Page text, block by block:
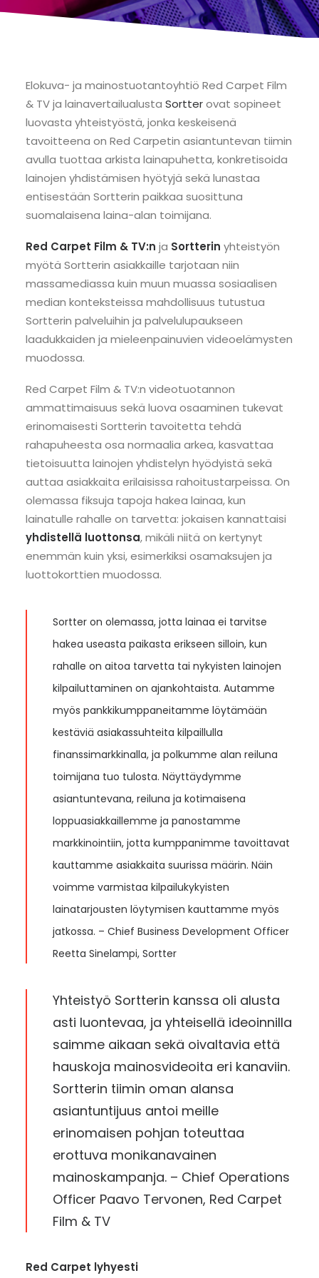
Elokuva- ja mainostuotantoyhtiö Red Carpet Film
& TV ja lainavertailualusta Sortterovat sopineet
luovasta yhteistyöstä, jonka keskeisenä
tavoitteena on Red Carpetin asiantuntevan tiimin
avulla tuottaa arkista lainapuhetta, konkretisoida
lainojen yhdistämisen hyötyjä sekä lunastaa
entisestään Sortterin paikkaa suosittuna
suomalaisena laina-alan toimijana.
Red Carpet Film & TV:n ja Sortterin yhteistyön
myötä Sortterin asiakkaille tarjotaan niin
massamediassa kuin muun muassa sosiaalisen
median konteksteissa mahdollisuus tutustua
Sortterin palveluihin ja palvelulupaukseen
laadukkaiden ja mieleenpainuvien videoelämysten
muodossa.
Red Carpet Film & TV:n videotuotannon
ammattimaisuus sekä luova osaaminen tukevat
erinomaisesti Sortterin tavoitetta tehdä
rahapuheesta osa normaalia arkea, kasvattaa
tietoisuutta lainojen yhdistelyn hyödyistä sekä
auttaa asiakkaita erilaisissa rahoitustarpeissa. On
olemassa fiksuja tapoja hakea lainaa, kun
lainatulle rahalle on tarvetta: jokaisen kannattaisi
yhdistellä luottonsa, mikäli niitä on kertynyt
enemmän kuin yksi, esimerkiksi osamaksujen ja
luottokorttien muodossa.
Sortter on olemassa, jotta lainaa ei tarvitse
hakea useasta paikasta erikseen silloin, kun
rahalle on aitoa tarvetta tai nykyisten lainojen
kilpailuttaminen on ajankohtaista. Autamme
myös pankkikumppaneitamme löytämään
kestäviä asiakassuhteita kilpaillulla
finanssimarkkinalla, ja polkumme alan reiluna
toimijana tuo tulosta. Näyttäydymme
asiantuntevana, reiluna ja kotimaisena
loppuasiakkaillemme ja panostamme
markkinointiin, jotta kumppanimme tavoittavat
kauttamme asiakkaita suurissa määrin. Näin
voimme varmistaa kilpailukykyisten
lainatarjousten löytymisen kauttamme myös
jatkossa. – Chief Business Development Officer
Reetta Sinelampi, Sortter
Yhteistyö Sortterin kanssa oli alusta
asti luontevaa, ja yhteisellä ideoinnilla
saimme aikaan sekä oivaltavia että
hauskoja mainosvideoita eri kanaviin.
Sortterin tiimin oman alansa
asiantuntijuus antoi meille
erinomaisen pohjan toteuttaa
erottuva monikanavainen
mainoskampanja. – Chief Operations
Officer Paavo Tervonen, Red Carpet
Film & TV
Red Carpet lyhyesti